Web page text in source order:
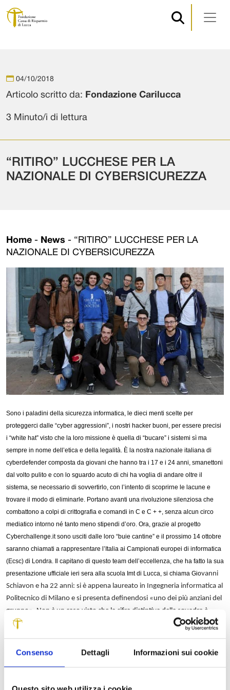
Consenso Dettagli Informazioni sui cookie
Navigazione principale
04/10/2018
Articolo scritto da: Fondazione Carilucca
3 Minuto/i di lettura
“RITIRO” LUCCHESE PER LA
NAZIONALE DI CYBERSICUREZZA
Home - News - “RITIRO” LUCCHESE PER LA
NAZIONALE DI CYBERSICUREZZA
Sono i paladini della sicurezza informatica, le dieci menti scelte per
proteggerci dalle “cyber aggressioni”, i nostri hacker buoni, per essere precisi
i “white hat” visto che la loro missione è quella di “bucare” i sistemi sì ma
sempre in nome dell’etica e della legalità. È la nostra nazionale italiana di
cyberdefender composta da giovani che hanno tra i 17 e i 24 anni, smanettoni
dal volto pulito e con lo sguardo acuto di chi ha voglia di andare oltre il
sistema, se necessario di sovvertirlo, con l’intento di scoprirne le lacune e
trovare il modo di eliminarle. Portano avanti una rivoluzione silenziosa che
combattono a colpi di crittografia e comandi in C e C + +, senza alcun circo
mediatico intorno né tanto meno stipendi d’oro. Ora, grazie al progetto
Cyberchallenge.it sono usciti dalle loro “buie cantine” e il prossimo 14 ottobre
saranno chiamati a rappresentare l’Italia ai Campionati europei di informatica
(Ecsc) di Londra. Il capitano di questo team dell’eccellenza, che ha fatto la sua
presentazione ufficiale ieri sera alla scuola Imt di Lucca, si chiama Giovanni
Schiavon e ha 22 anni: si è appena laureato in Ingegneria informatica al
Politecnico di Milano e si presenta definendosi «uno dei più anziani del
gruppo». Non è un caso visto che la cifra distintiva della squadra è
proprio la giovane età dei componenti. Due i ragazzi che hanno 17 anni
frequenta il liceo scientifico G. D. Cassini di Genova e Christian